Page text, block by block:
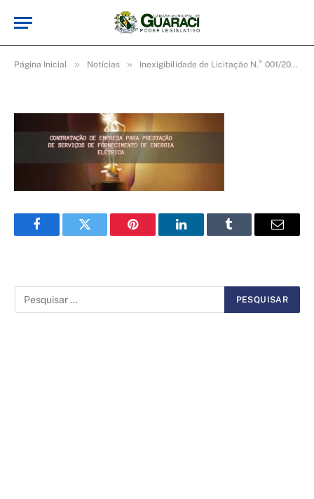
Página Inicial » Notícias » Inexigibilidade de Licitação N.° 001/2018
FacebookTwitter Pinterest LinkedInTumblr Email